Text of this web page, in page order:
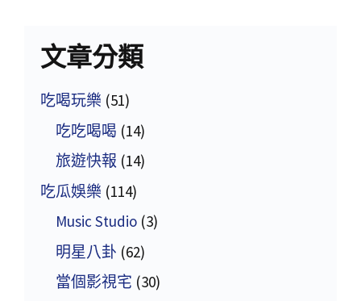
文章分類
吃喝玩樂 (51)
吃吃喝喝 (14)
旅遊快報 (14)
吃瓜娛樂 (114)
Music Studio (3)
明星八卦 (62)
當個影視宅 (30)